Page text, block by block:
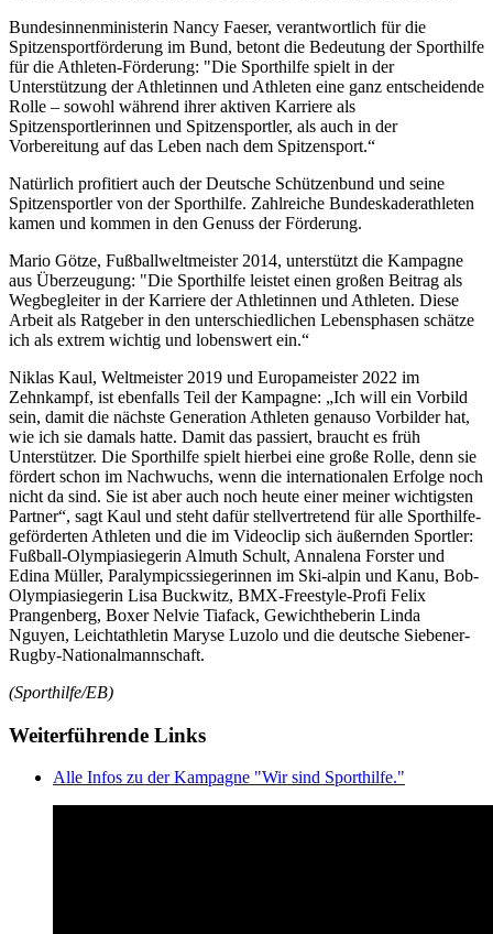
Bundesinnenministerin Nancy Faeser, verantwortlich für die
Spitzensportförderung im Bund, betont die Bedeutung der Sporthilfe
für die Athleten-Förderung: "Die Sporthilfe spielt in der
Unterstützung der Athletinnen und Athleten eine ganz entscheidende
Rolle – sowohl während ihrer aktiven Karriere als
Spitzensportlerinnen und Spitzensportler, als auch in der
Vorbereitung auf das Leben nach dem Spitzensport.“
Natürlich profitiert auch der Deutsche Schützenbund und seine
Spitzensportler von der Sporthilfe. Zahlreiche Bundeskaderathleten
kamen und kommen in den Genuss der Förderung.
Mario Götze, Fußballweltmeister 2014, unterstützt die Kampagne
aus Überzeugung: "Die Sporthilfe leistet einen großen Beitrag als
Wegbegleiter in der Karriere der Athletinnen und Athleten. Diese
Arbeit als Ratgeber in den unterschiedlichen Lebensphasen schätze
ich als extrem wichtig und lobenswert ein.“
Niklas Kaul, Weltmeister 2019 und Europameister 2022 im
Zehnkampf, ist ebenfalls Teil der Kampagne: „Ich will ein Vorbild
sein, damit die nächste Generation Athleten genauso Vorbilder hat,
wie ich sie damals hatte. Damit das passiert, braucht es früh
Unterstützer. Die Sporthilfe spielt hierbei eine große Rolle, denn sie
fördert schon im Nachwuchs, wenn die internationalen Erfolge noch
nicht da sind. Sie ist aber auch noch heute einer meiner wichtigsten
Partner“, sagt Kaul und steht dafür stellvertretend für alle Sporthilfe-
geförderten Athleten und die im Videoclip sich äußernden Sportler:
Fußball-Olympiasiegerin Almuth Schult, Annalena Forster und
Edina Müller, Paralympicssiegerinnen im Ski-alpin und Kanu, Bob-
Olympiasiegerin Lisa Buckwitz, BMX-Freestyle-Profi Felix
Prangenberg, Boxer Nelvie Tiafack, Gewichtheberin Linda
Nguyen, Leichtathletin Maryse Luzolo und die deutsche Siebener-
Rugby-Nationalmannschaft.
(Sporthilfe/EB)
Weiterführende Links
Alle Infos zu der Kampagne "Wir sind Sporthilfe."